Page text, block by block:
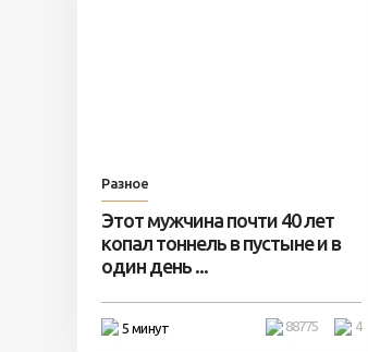
Разное
Этот мужчина почти 40 лет
копал тоннель в пустыне и в
один день ...
5 минут 4
88775